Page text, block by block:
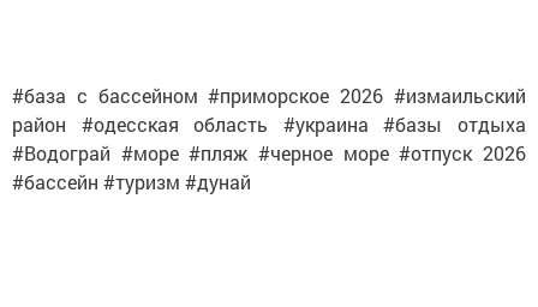
#база с бассейном #приморское 2026 #измаильский
район #одесская область #украина #базы отдыха
#Водограй #море #пляж #черное море #отпуск 2026
#бассейн #туризм #дунай